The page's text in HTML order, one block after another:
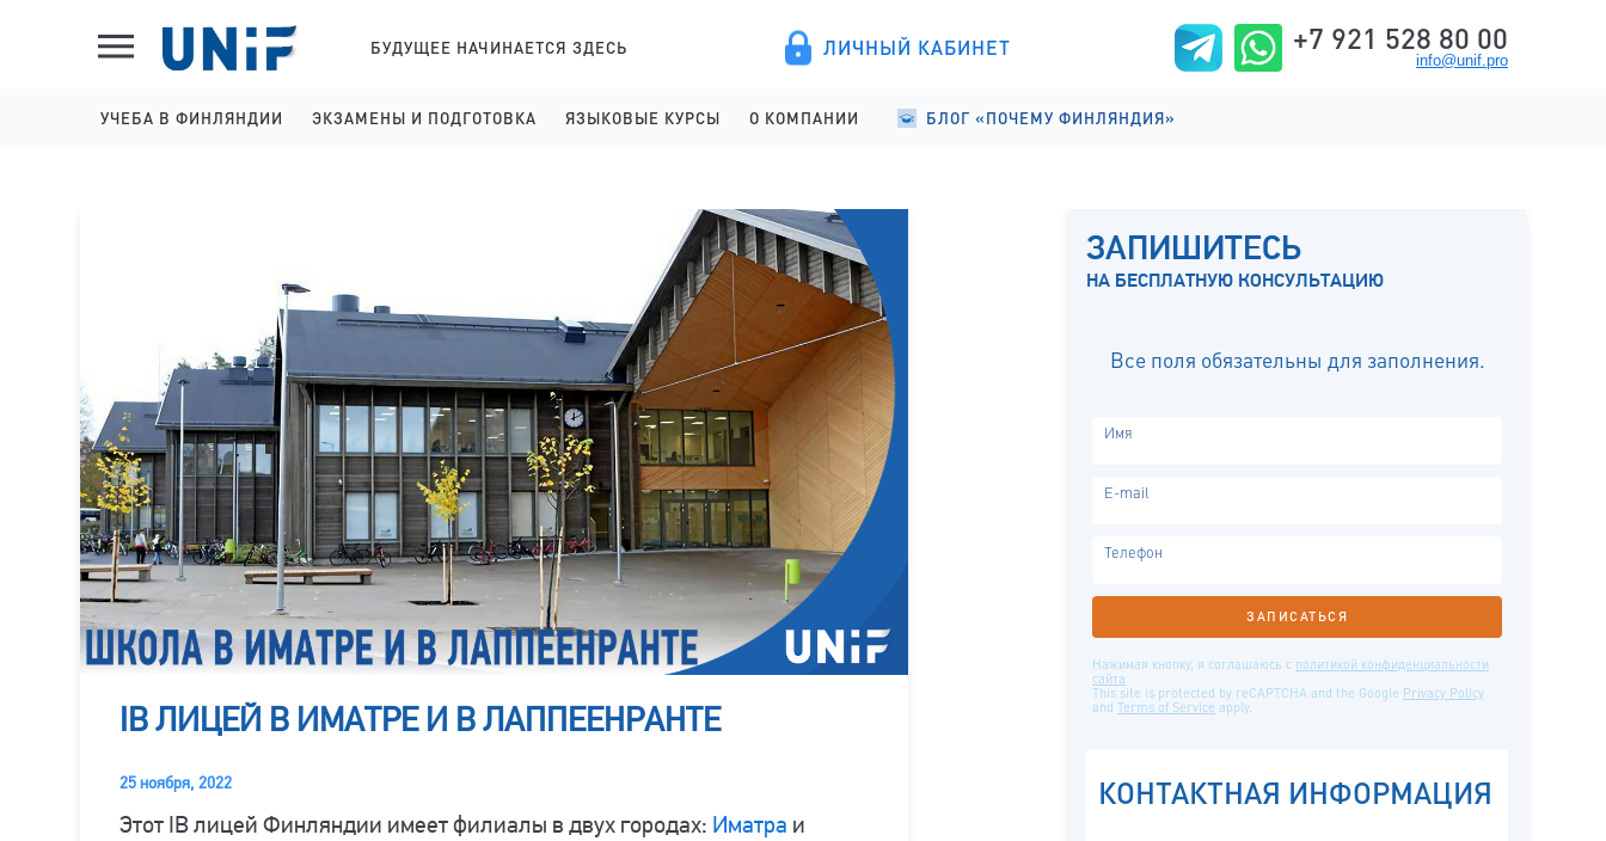
БУДУЩЕЕ НАЧИНАЕТСЯ ЗДЕСЬ ЛИЧНЫЙ КАБИНЕТ +7 921 528 80 00
info@unif.pro
УЧЕБА В ФИНЛЯНДИИ
КОЛЛЕДЖИ НА ФИНСКОМ
ЭКЗАМЕНЫ И ПОДГОТОВКА ЯЗЫКОВЫЕ КУРСЫ
АНГЛИЙСКИЙ ДЛЯ ШКОЛЬНИКОВ
АНГЛИЙСКИЙ ДЛЯ СТАРШЕКЛАССНИКОВ
АНГЛИЙСКИЙ ДЛЯ ВЗРОСЛЫХ
ФИНСКИЙ ДЛЯ ПОСТУПАЮЩИХ
О КОМПАНИИ
ПРАВОВЫЕ ДОКУМЕНТЫ
СОТРУДНИЧЕСТВО
БЛОГ «ПОЧЕМУ ФИНЛЯНДИЯ»
СТУДЕНЧЕСКАЯ ЖИЗНЬ
IB ЛИЦЕЙ В ИМАТРЕ И В ЛАППЕЕНРАНТЕ
25 ноября, 2022
Этот IB лицей Финляндии имеет филиалы в двух городах: Иматра и
ЗАПИШИТЕСЬ
НА БЕСПЛАТНУЮ КОНСУЛЬТАЦИЮ